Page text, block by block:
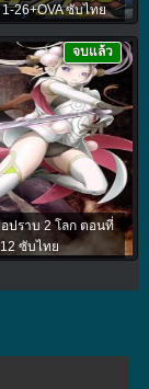
26+OVA ซับไทย
ปราบ 2 โลก ตอนที่
ซับไทย
จบแล้ว